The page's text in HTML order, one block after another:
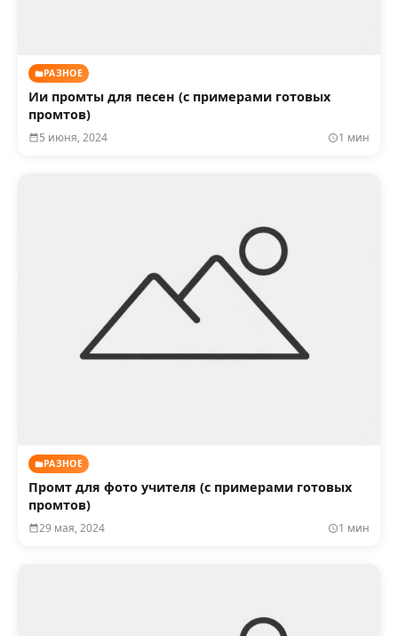
РАЗНОЕ
Ии промты для песен (с примерами готовых
промтов)
5 июня, 2024 1 мин
РАЗНОЕ
Промт для фото учителя (с примерами готовых
промтов)
29 мая, 2024 1 мин